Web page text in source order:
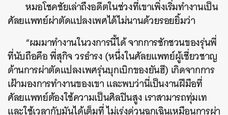
หมอโชคชัยเล่าถึงอดีตในช่วงที่เขาเพิ่งเริ่มทำงานเป็น
ศัลยแพทย์ผ่าตัดแปลงเพศได้ไม่นานด้วยรอยยิ้มว่า
“ผมมาทำงานในวงการนี้ได้ จากการชักชวนของรุ่นพี่
ที่นับถือคือ พี่สุกิจ วรธำรง (หนึ่งในศัลยแพทย์ผู้เชี่ยวชาญ
ด้านการผ่าตัดแปลงเพศรุ่นบุกเบิกของยันฮี) เกิดจากการ
เฝ้ามองการทำงานของเขา และพบว่านี่เป็นงานฝีมือที่
ศัลยแพทย์ต้องใช้ความเป็นศิลปินสูง เราสามารถทุ่มเท
และใช้เวลากับมันได้เต็มที่ ไม่เร่งด่วนฉุกเฉินเหมือนการผ่า